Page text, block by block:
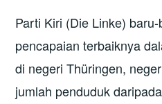
Parti Kiri (Die Linke)
pencapaian terbaiknya
di negeri Thüringen,
jumlah penduduk